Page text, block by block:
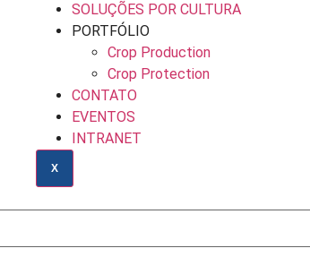
SOLUÇÕES POR CULTURA
PORTFÓLIO
Crop Production
Crop Protection
CONTATO
EVENTOS
INTRANET
X